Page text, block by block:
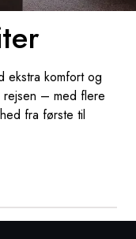
ekstra komfort og
– med flere
fra første til